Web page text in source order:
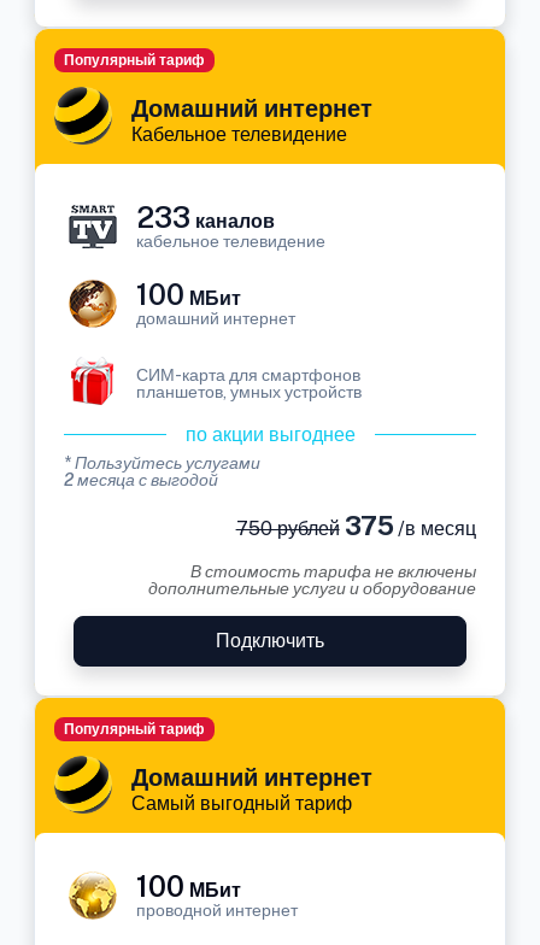
Домашний интернет
Кабельное телевидение
Популярный тариф
233 каналов
кабельное телевидение
100 МБит
домашний интернет
СИМ-карта для смартфонов
планшетов, умных устройств
по акции выгоднее
* Пользуйтесь услугами
2 месяца с выгодой
750 рублей375 /в месяц
В стоимость тарифа не включены
дополнительные услуги и оборудование
Подключить
Домашний интернет
Самый выгодный тариф
Популярный тариф
100 МБит
проводной интернет